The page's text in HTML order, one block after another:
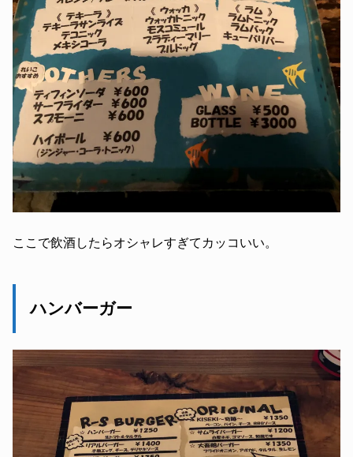
ここで飲酒したらオシャレすぎてカッコいい。
ハンバーガー